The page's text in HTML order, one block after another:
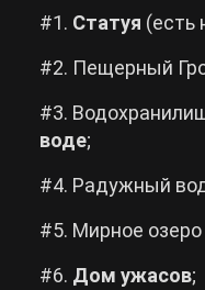
#1. Статуя (есть
#2. Пещерный
#3.
воде;
#4. Радужный
#5. Мирное озеро
#6. Дом ужасов;